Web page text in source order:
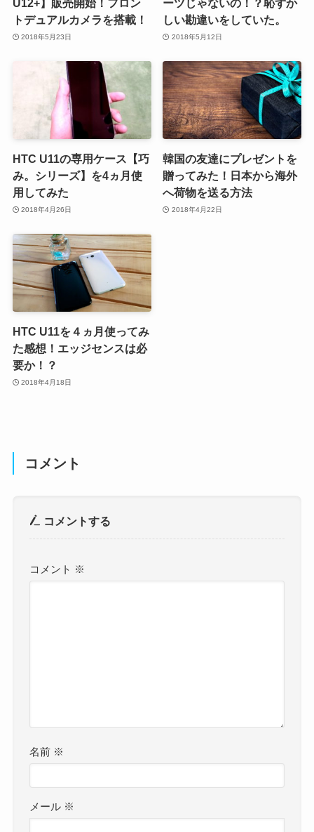
U12+】販売開始！フロン
トデュアルカメラを搭載！
2018年5月23日
ーツじゃないの！？恥ずか
しい勘違いをしていた。
2018年5月12日
HTC U11の専用ケース【巧
み。シリーズ】を4ヵ月使
用してみた
2018年4月26日
韓国の友達にプレゼントを
贈ってみた！日本から海外
へ荷物を送る方法
2018年4月22日
HTC U11を４ヵ月使ってみ
た感想！エッジセンスは必
要か！？
2018年4月18日
コメント
コメントする
コメント ※
名前 ※
メール ※